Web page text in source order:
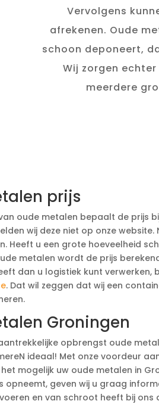
Vervolgens
afrekenen. Oude
schoon deponeert,
Wij zorgen
meerdere
prijs
oude metalen bepaalt de prijs
wij deze niet op onze
Heeft u een grote hoeveelheid
metalen wordt de prijs
dan u logistiek kunt verwerken,
. Dat wil zeggen dat wij een
Groningen
opbrengst oude
ideaal! Met onze voordeur
het mogelijk uw oude metalen in
opneemt, geven wij u graag
en van schroot heeft bij ons